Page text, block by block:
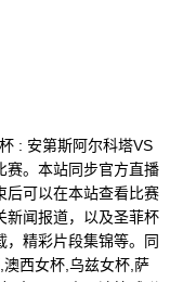
: 安第斯阿尔科塔VS
赛。本站同步官方直播
后可以在本站查看比赛
新闻报道，以及圣菲杯
，精彩片段集锦等。同
西女杯,乌兹女杯,萨